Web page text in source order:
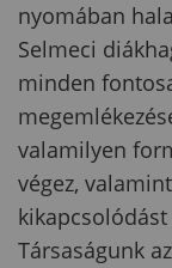
nyomában
Selmeci
minden
valamilyen
végez,
Társaságunk